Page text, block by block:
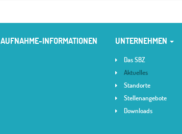
AUFNAHME-INFORMATIONEN UNTERNEHMEN
Das SBZ
Aktuelles
Standorte
Stellenangebote
Downloads